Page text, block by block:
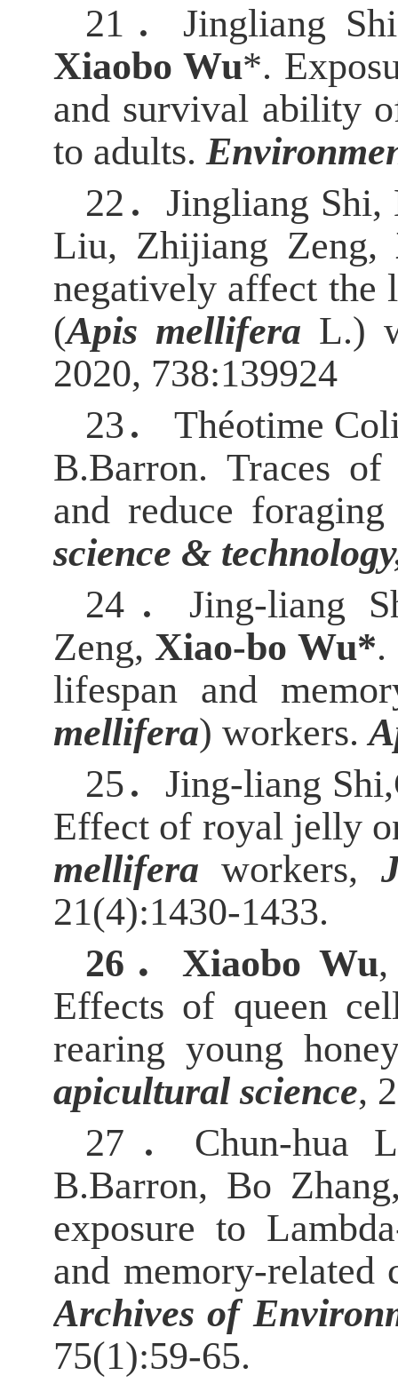
21． Jingliang
Xiaobo Wu*.
and survival ability
to adults.
22． Jingliang Shi,
Liu, Zhijiang Zeng,
negatively affect the
(Apis mellifera L.)
2020, 738:139924
23．
Théotime
B.Barron. Traces
and reduce
science &
24． Jing-liang
Zeng, Xiao-bo Wu*.
lifespan and
mellifera) workers.
25． Jing-liang
Effect of royal jelly
mellifera workers,
21(4):1430-1433.
26． Xiaobo Wu
Effects of queen
rearing young
apicultural science,
27． Chun-hua
B.Barron, Bo
exposure to
and memory-
Archives of
75(1):59-65.